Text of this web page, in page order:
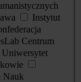
Instytut
Centrum
Uniwersytet
Nauk